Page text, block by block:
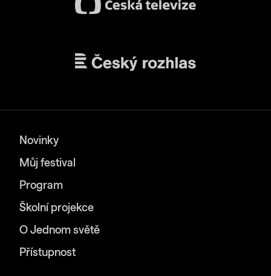
Novinky
Můj festival
Program
Školní projekce
O Jednom světě
Přístupnost